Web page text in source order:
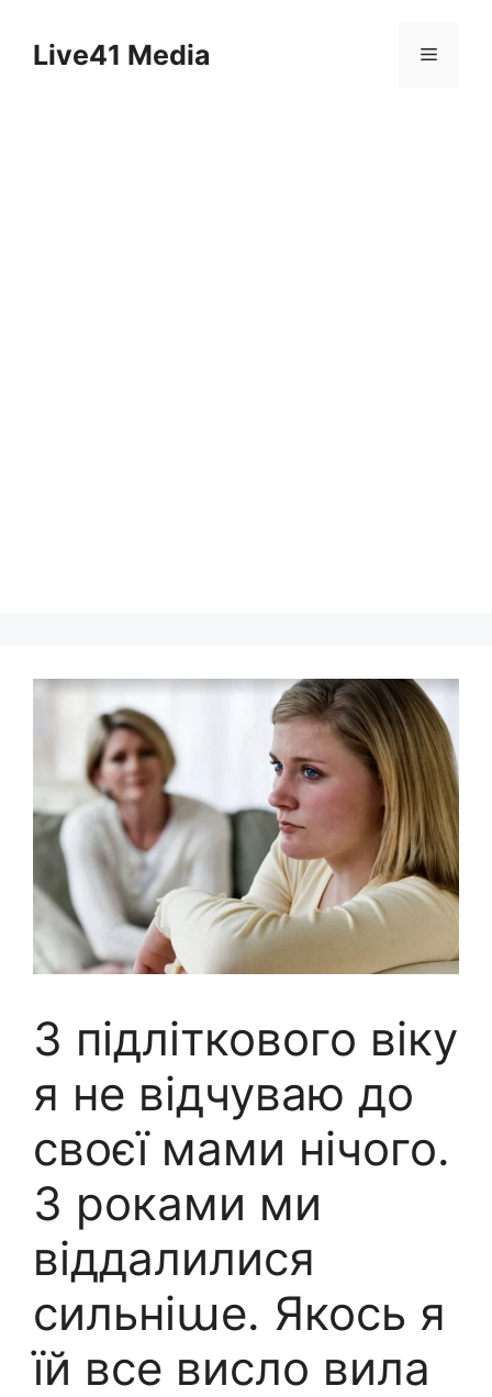
contentLive41 Media Menu
З підліткового віку
я не відчуваю до
своєї мами нічого.
З роками ми
віддалилися
сильніաе. Якось я
їй все висло вила